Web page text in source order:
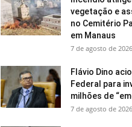
vegetação e
no Cemitério
em Manaus
7 de agosto de 2026
Flávio Dino
Federal para
milhões de
7 de agosto de 2026